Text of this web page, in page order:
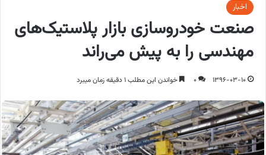
اخبار
صنعت خودروسازی بازار پلاستیک‌های
مهندسی را به پیش می‌راند
1396-03-10
0 خواندن این مطلب 1 دقیقه زمان میبرد